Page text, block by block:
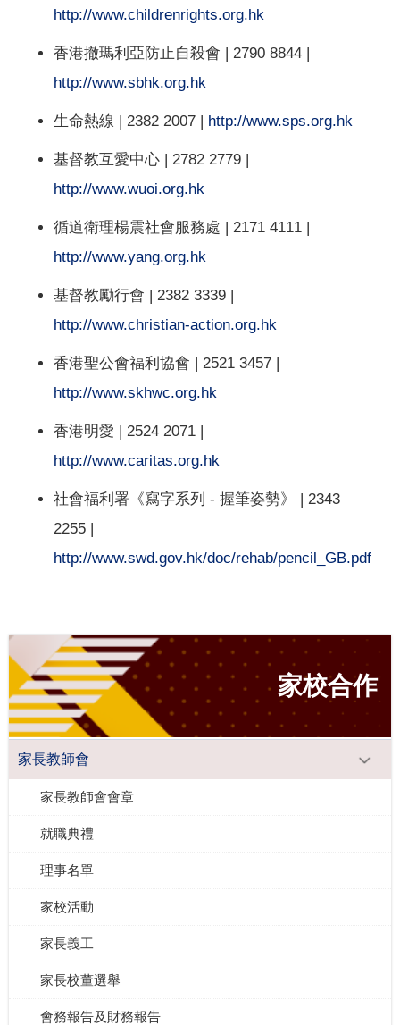
http://www.childrenrights.org.hk
香港撤瑪利亞防止自殺會 | 2790 8844 |
http://www.sbhk.org.hk
生命熱線 | 2382 2007 | http://www.sps.org.hk
基督教互愛中心 | 2782 2779 |
http://www.wuoi.org.hk
循道衛理楊震社會服務處 | 2171 4111 |
http://www.yang.org.hk
基督教勵行會 | 2382 3339 |
http://www.christian-action.org.hk
香港聖公會福利協會 | 2521 3457 |
http://www.skhwc.org.hk
香港明愛 | 2524 2071 |
http://www.caritas.org.hk
社會福利署《寫字系列 - 握筆姿勢》 | 2343
2255 |
http://www.swd.gov.hk/doc/rehab/pencil_GB.pdf
家校合作
家長教師會
家長教師會會章
就職典禮
理事名單
家校活動
家長義工
家長校董選舉
會務報告及財務報告